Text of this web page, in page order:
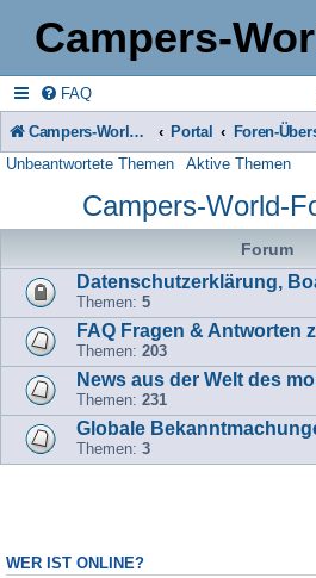
Campers-
FAQ
Campers-World-Forum Portal Foren-
Unbeantwortete Themen Aktive Themen
Campers-World-
Forum
Datenschutzerklärung,
Themen: 5
FAQ Fragen & Antworten
Themen: 203
News aus der Welt des
Themen: 231
Globale
Themen: 3
WER IST ONLINE?